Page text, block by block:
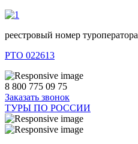
реестровый номер туроператора
РТО 022613
8 800 775 09 75
Заказать звонок
ТУРЫ ПО РОССИИ